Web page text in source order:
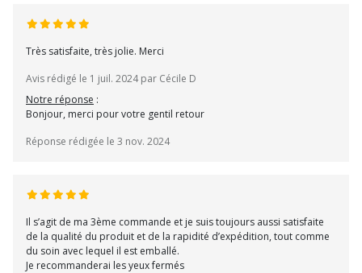
Très satisfaite, très jolie. Merci
Avis rédigé le 1 juil. 2024 par Cécile D
Notre réponse :
Bonjour, merci pour votre gentil retour
Réponse rédigée le 3 nov. 2024
Il s’agit de ma 3ème commande et je suis toujours aussi satisfaite
de la qualité du produit et de la rapidité d’expédition, tout comme
du soin avec lequel il est emballé.
Je recommanderai les yeux fermés